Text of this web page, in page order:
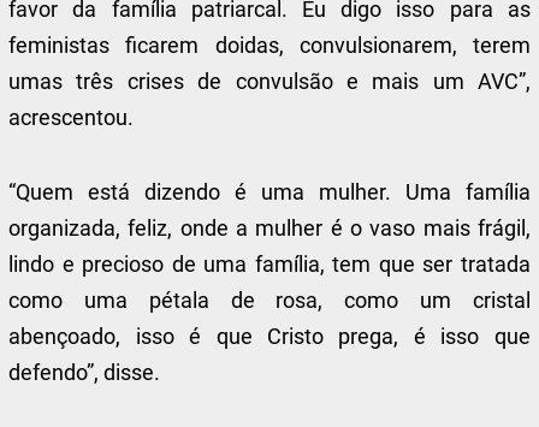
favor da família patriarcal. Eu digo isso para as
feministas ficarem doidas, convulsionarem, terem
umas três crises de convulsão e mais um AVC”,
acrescentou.
“Quem está dizendo é uma mulher. Uma família
organizada, feliz, onde a mulher é o vaso mais frágil,
lindo e precioso de uma família, tem que ser tratada
como uma pétala de rosa, como um cristal
abençoado, isso é que Cristo prega, é isso que
defendo”, disse.